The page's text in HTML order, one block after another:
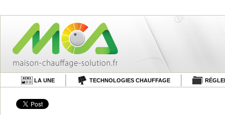
LA UNE TECHNOLOGIES CHAUFFAGE